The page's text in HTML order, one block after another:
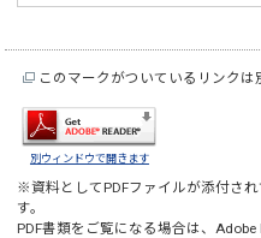
このマークがついているリンク
別ウィンドウで開きます
※資料としてPDFファイルが添付され
す。
PDF書類をご覧になる場合は、 Adobe